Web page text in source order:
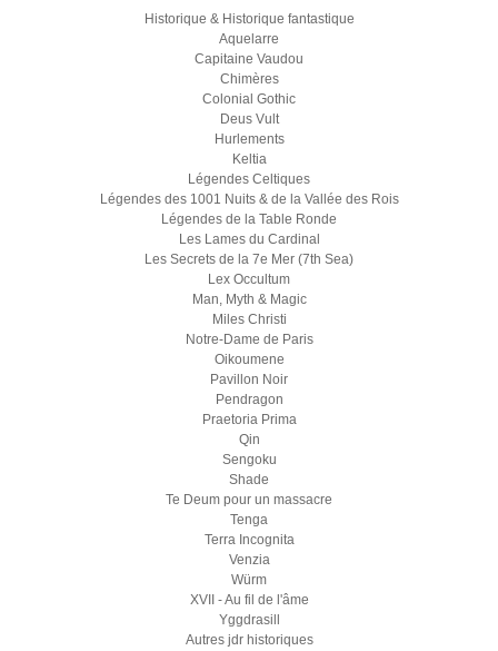
Historique & Historique fantastique
Aquelarre
Capitaine Vaudou
Chimères
Colonial Gothic
Deus Vult
Hurlements
Keltia
Légendes Celtiques
Légendes des 1001 Nuits & de la Vallée des Rois
Légendes de la Table Ronde
Les Lames du Cardinal
Les Secrets de la 7e Mer (7th Sea)
Lex Occultum
Man, Myth & Magic
Miles Christi
Notre-Dame de Paris
Oikoumene
Pavillon Noir
Pendragon
Praetoria Prima
Qin
Sengoku
Shade
Te Deum pour un massacre
Tenga
Terra Incognita
Venzia
Würm
XVII - Au fil de l'âme
Yggdrasill
Autres jdr historiques